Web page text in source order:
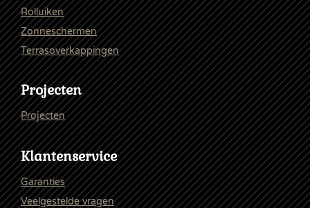
Rolluiken
Zonneschermen
Terrasoverkappingen
Projecten
Projecten
Klantenservice
Garanties
Veelgestelde vragen